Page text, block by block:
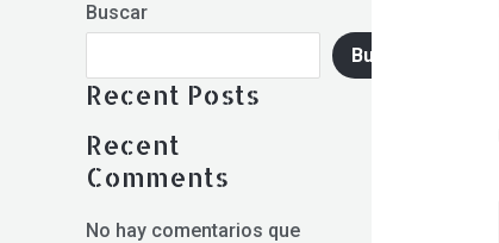
Buscar
Buscar
Recent Posts
Recent
Comments
No hay comentarios que